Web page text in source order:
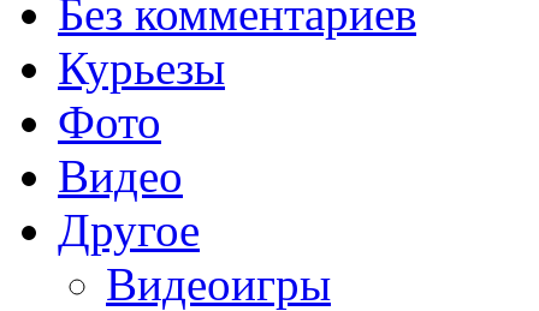
Без комментариев
Курьезы
Фото
Видео
Другое
Видеоигры